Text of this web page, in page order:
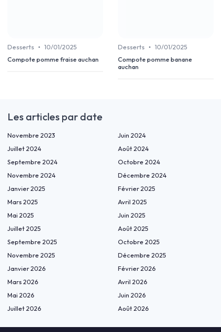
Desserts • 10/01/2025
Compote pomme fraise auchan
Desserts • 10/01/2025
Compote pomme banane
auchan
Les articles par date
Novembre 2023
Juin 2024
Juillet 2024
Août 2024
Septembre 2024
Octobre 2024
Novembre 2024
Décembre 2024
Janvier 2025
Février 2025
Mars 2025
Avril 2025
Mai 2025
Juin 2025
Juillet 2025
Août 2025
Septembre 2025
Octobre 2025
Novembre 2025
Décembre 2025
Janvier 2026
Février 2026
Mars 2026
Avril 2026
Mai 2026
Juin 2026
Juillet 2026
Août 2026